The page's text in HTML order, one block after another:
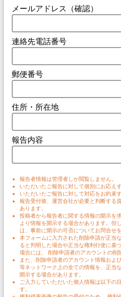
メールアドレス（確認）
連絡先電話番号
郵便番号
住所・所在地
報告内容
報告者情報は管理者しか閲覧しません。
いただいたご報告に対して個別にお応え
いただいたご報告に対して対応をお約束
報告受付後、運営会社が必要と判断する
あります。
投稿者から報告者に関する情報の開示を
より情報を開示する場合があります。但
は、事前に開示の可否についてお問合せを
本フォームに入力された削除申請が正当
ると判明した場合や正当な権利行使に基
場合には、 削除申請者のアカウントの削
また、削除申請者のアカウント情報およ
等ネットワーク上の全ての情報を、正当
開示する場合があります。
ご入力していただいた個人情報は以下の
す。